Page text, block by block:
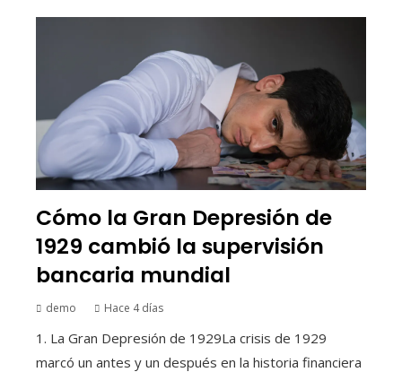
Cómo la Gran Depresión de
1929 cambió la supervisión
bancaria mundial
demo Hace 4 días
1. La Gran Depresión de 1929La crisis de 1929
marcó un antes y un después en la historia financiera